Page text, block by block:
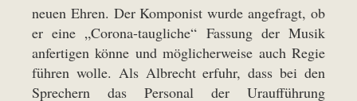
neuen Ehren. Der Komponist wurde angefragt, ob
er eine „Corona-taugliche“ Fassung der Musik
anfertigen könne und möglicherweise auch Regie
führen wolle. Als Albrecht erfuhr, dass bei den
Sprechern das Personal der Uraufführung